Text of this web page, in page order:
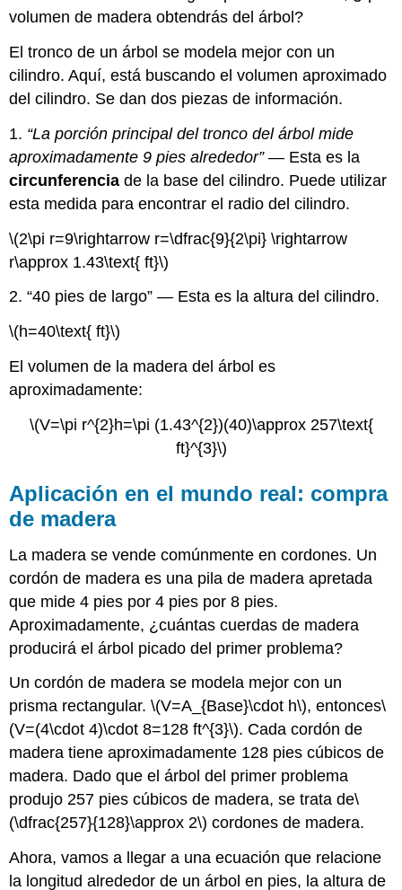
volumen de madera obtendrás del árbol?
El tronco de un árbol se modela mejor con un
cilindro. Aquí, está buscando el volumen aproximado
del cilindro. Se dan dos piezas de información.
1. “La porción principal del tronco del árbol mide
aproximadamente 9 pies alrededor”— Esta es la
circunferencia de la base del cilindro. Puede utilizar
esta medida para encontrar el radio del cilindro.
\(2\pi r=9\rightarrow r=\dfrac{9}{2\pi} \rightarrow
r\approx 1.43\text{ ft}\)
2. “40 pies de largo” — Esta es la altura del cilindro.
\(h=40\text{ ft}\)
El volumen de la madera del árbol es
aproximadamente:
\(V=\pi r^{2}h=\pi (1.43^{2})(40)\approx 257\text{
ft}^{3}\)
Aplicación en el mundo real: compra
de madera
La madera se vende comúnmente en cordones. Un
cordón de madera es una pila de madera apretada
que mide 4 pies por 4 pies por 8 pies.
Aproximadamente, ¿cuántas cuerdas de madera
producirá el árbol picado del primer problema?
Un cordón de madera se modela mejor con un
prisma rectangular.\(V=A_{Base}\cdot h\), entonces\
(V=(4\cdot 4)\cdot 8=128 ft^{3}\). Cada cordón de
madera tiene aproximadamente 128 pies cúbicos de
madera. Dado que el árbol del primer problema
produjo 257 pies cúbicos de madera, se trata de\
(\dfrac{257}{128}\approx 2\) cordones de madera.
Ahora, vamos a llegar a una ecuación que relacione
la longitud alrededor de un árbol en pies, la altura de